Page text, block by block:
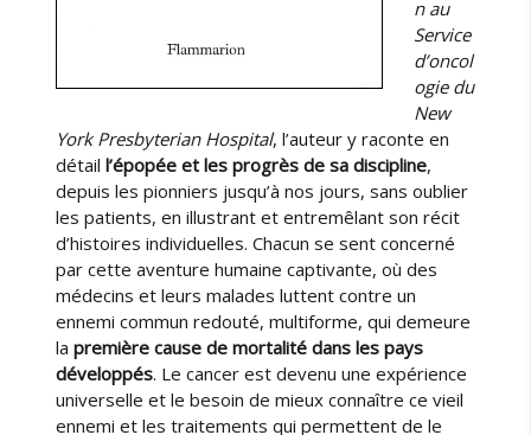
n au
Service
d’oncol
ogie du
New
York Presbyterian Hospital, l’auteur y raconte en
détaill’épopée et les progrès de sa discipline,
depuis les pionniers jusqu’à nos jours, sans oublier
les patients, en illustrant et entremêlant son récit
d’histoires individuelles. Chacun se sent concerné
par cette aventure humaine captivante, où des
médecins et leurs malades luttent contre un
ennemi commun redouté, multiforme, qui demeure
lapremière cause de mortalité dans les pays
développés. Le cancer est devenu une expérience
universelle et le besoin de mieux connaître ce vieil
ennemi et les traitements qui permettent de le